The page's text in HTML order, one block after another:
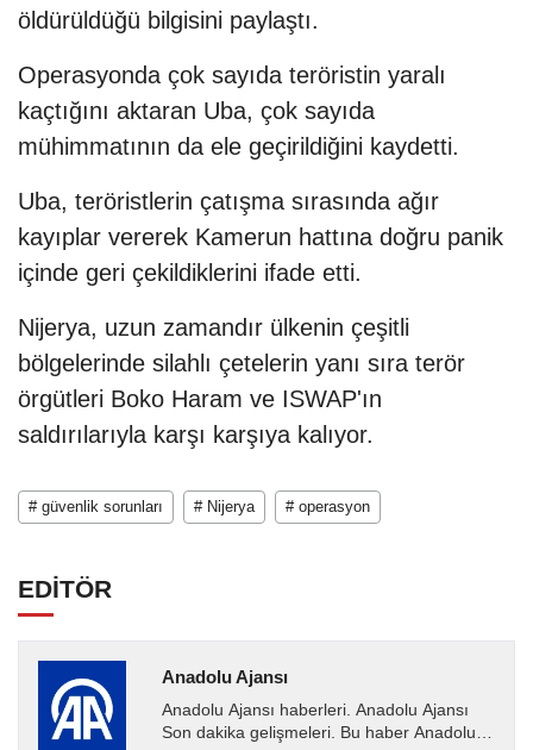
öldürüldüğü bilgisini paylaştı.
Operasyonda çok sayıda teröristin yaralı
kaçtığını aktaran Uba, çok sayıda
mühimmatının da ele geçirildiğini kaydetti.
Uba, teröristlerin çatışma sırasında ağır
kayıplar vererek Kamerun hattına doğru panik
içinde geri çekildiklerini ifade etti.
Nijerya, uzun zamandır ülkenin çeşitli
bölgelerinde silahlı çetelerin yanı sıra terör
örgütleri Boko Haram ve ISWAP'ın
saldırılarıyla karşı karşıya kalıyor.
# güvenlik sorunları # Nijerya # operasyon
EDİTÖR
Anadolu Ajansı
Anadolu Ajansı haberleri. Anadolu Ajansı
Son dakika gelişmeleri. Bu haber Anadolu